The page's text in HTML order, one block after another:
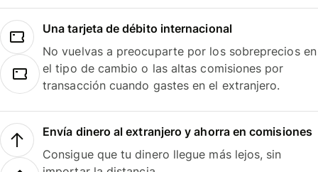
Una tarjeta de débito internacional
No vuelvas a preocuparte por los sobreprecios en
el tipo de cambio o las altas comisiones por
transacción cuando gastes en el extranjero.
Envía dinero al extranjero y ahorra en comisiones
Consigue que tu dinero llegue más lejos, sin